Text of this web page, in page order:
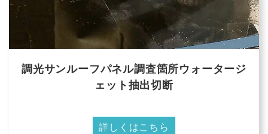
調光サンルーフパネル調査箇所ウォータージ
ェット抽出切断
詳しくはこちら